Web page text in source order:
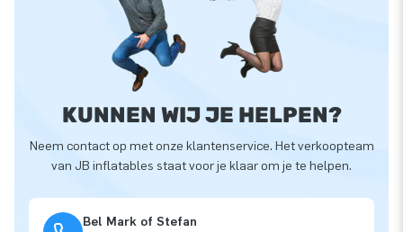
KUNNEN WIJ JE HELPEN?
Neem contact op met onze klantenservice. Het verkoopteam
van JB inflatables staat voor je klaar om je te helpen.
Bel Mark of Stefan